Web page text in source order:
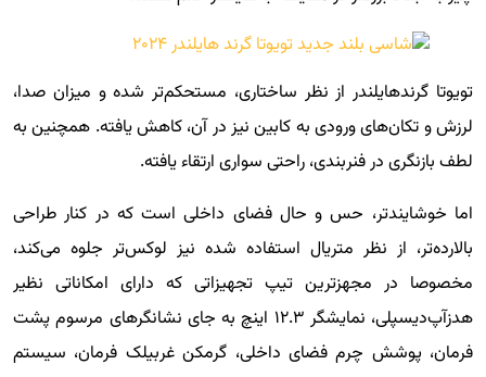
تویوتا گرندهایلندر از نظر ساختاری، مستحکم‌تر شده و میزان صدا،
لرزش و تکان‌های ورودی به کابین نیز در آن، کاهش یافته. همچنین به
لطف بازنگری در فنربندی، راحتی سواری ارتقاء یافته.
اما خوشایندتر، حس و حال فضای داخلی است که در کنار طراحی
بالارده‌تر، از نظر متریال استفاده شده نیز لوکس‌تر جلوه می‌کند،
مخصوصا در مجهزترین تیپ تجهیزاتی که دارای امکاناتی نظیر
هدزآپ‌دیسپلی، نمایشگر ۱۲.۳ اینچ به جای نشانگرهای مرسوم پشت
فرمان، پوشش چرم فضای داخلی، گرمکن غربیلک فرمان، سیستم